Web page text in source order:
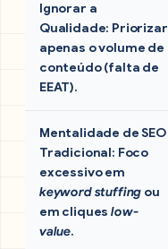
Ignorar a
Qualidade: Priorizar
apenas o volume de
conteúdo (falta de
EEAT).
Mentalidade de SEO
Tradicional: Foco
excessivo em
keyword stuffing ou
em cliqueslow-
value.